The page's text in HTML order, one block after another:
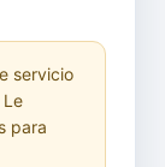
servicio
para